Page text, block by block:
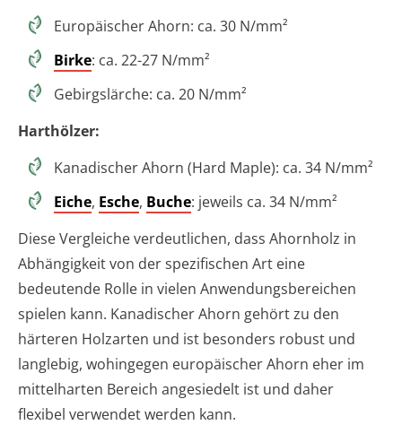
Europäischer Ahorn: ca. 30 N/mm²
Birke: ca. 22-27 N/mm²
Gebirgslärche: ca. 20 N/mm²
Harthölzer:
Kanadischer Ahorn (Hard Maple): ca. 34 N/mm²
Eiche, Esche, Buche: jeweils ca. 34 N/mm²
Diese Vergleiche verdeutlichen, dass Ahornholz in
Abhängigkeit von der spezifischen Art eine
bedeutende Rolle in vielen Anwendungsbereichen
spielen kann. Kanadischer Ahorn gehört zu den
härteren Holzarten und ist besonders robust und
langlebig, wohingegen europäischer Ahorn eher im
mittelharten Bereich angesiedelt ist und daher
flexibel verwendet werden kann.